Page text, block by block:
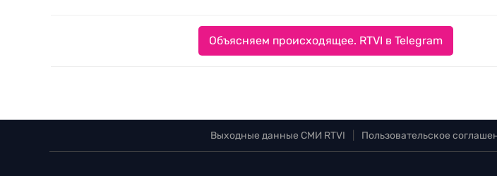
Объясняем происходящее. RTVI в Telegram
Выходные данные СМИ RTVI Пользовательское